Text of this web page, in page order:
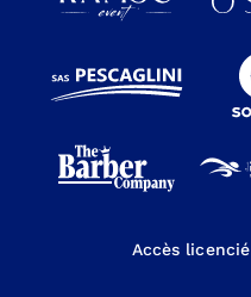
Accès licencié